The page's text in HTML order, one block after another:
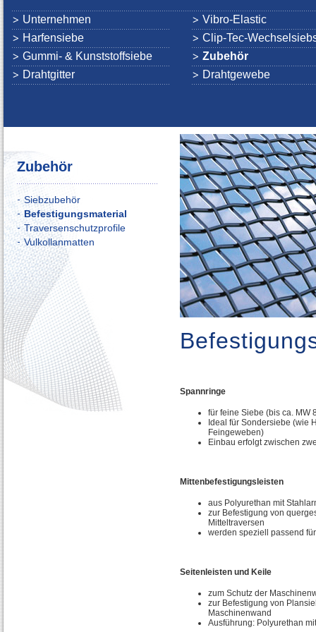
Unternehmen
Vibro-Elastic
Harfensiebe
Clip-Tec-
Gummi- & Kunststoffsiebe
Zubehör
Drahtgitter
Drahtgewebe
Spannringe
für feine Siebe (bis ca. MW
Ideal für Sondersiebe (wie
Feingeweben)
Einbau erfolgt zwischen
Mittenbefestigungsleisten
aus Polyurethan mit
zur Befestigung von
Mitteltraversen
werden speziell passend
Seitenleisten und Keile
zum Schutz der
zur Befestigung von
Maschinenwand
Ausführung: Polyurethan
Zubehör
Siebzubehör
Befestigungsmaterial
Traversenschutzprofile
Vulkollanmatten